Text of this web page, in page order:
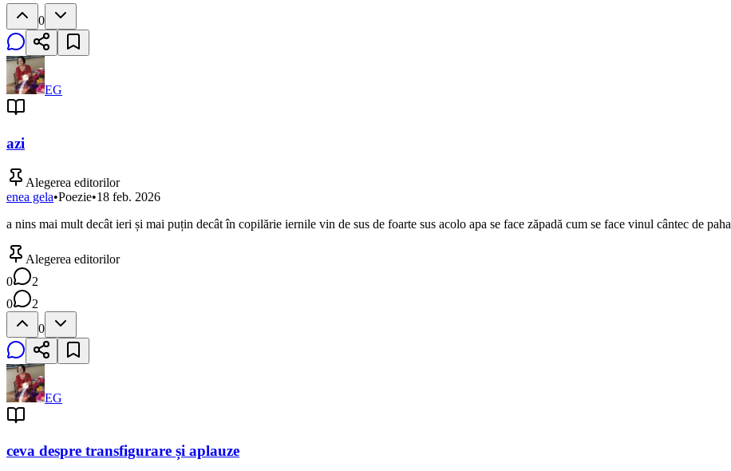
0
EG
azi
Alegerea editorilor
enea gela•Poezie•18 feb. 2026
a nins mai mult decât ieri și mai puțin decât în copilărie iernile vin de sus de foarte sus acolo apa se face zăpadă cum se face vinul cântec de
Alegerea editorilor
0
2
0
2
0
EG
ceva despre transfigurare și aplauze